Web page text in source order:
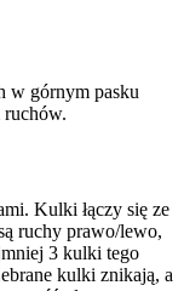
w górnym pasku
ruchów.
Kulki łączy się ze
ruchy prawo/lewo,
3 kulki tego
kulki znikają, a